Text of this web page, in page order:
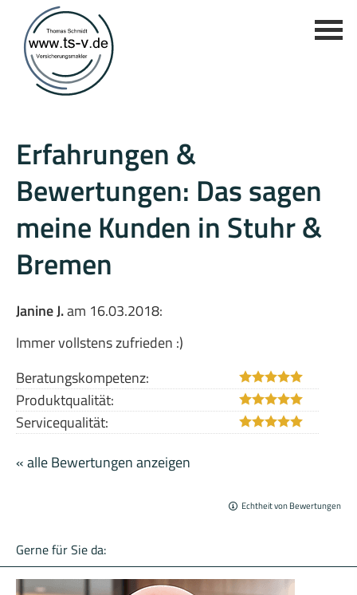
Erfahrungen &
Bewertungen: Das sagen
meine Kunden in Stuhr &
Bremen
Janine J.am 16.03.2018:
Immer vollstens zufrieden :)
Beratungskompetenz:
Produktqualität:
Servicequalität:
« alle Bewertungen anzeigen
Echtheit von Bewertungen
Gerne für Sie da: